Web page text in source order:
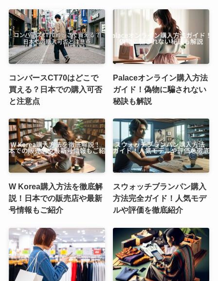
コンバースCT70はどこで
買える？日本での購入可否
と注意点
Palaceオンライン購入方法
ガイド！偽物に騙されない
秘訣も解説
W Korea購入方法を徹底解
説！日本での販売店や最新
号情報もご紹介
スウォッチブランパン購入
方法完全ガイド！人気モデ
ルや評価を徹底紹介